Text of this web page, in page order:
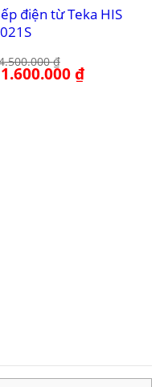
điện từ Teka HIS
₫
₫Giá
hiện